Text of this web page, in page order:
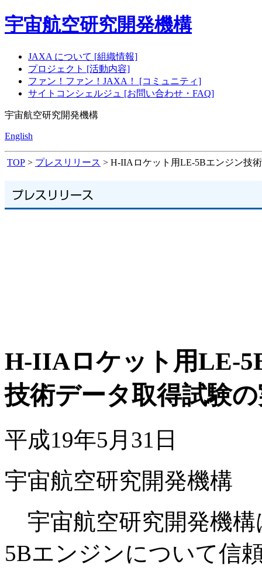
宇宙航空研究開発機構
JAXA について [組織情報]
プロジェクト [活動内容]
ファン！ファン！JAXA！ [コミュニティ]
サイトコンシェルジュ [お問い合わせ・FAQ]
宇宙航空研究開発機構
English
TOP > プレスリリース > H-IIAロケット用LE-5Bエンジン技
H-IIAロケット用LE-
技術データ取得試験
平成19年5月31日
宇宙航空研究開発機構
宇宙航空研究開発機
5Bエンジンについて信